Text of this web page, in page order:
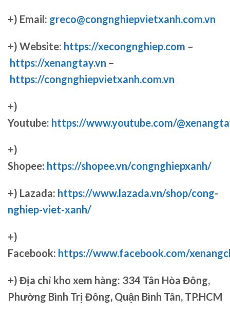
+) Email: greco@congnghiepvietxanh.com.vn
+) Website: https://xecongnghiep.com –
https://xenangtay.vn –
https://congnghiepvietxanh.com.vn
+)
Youtube: https://www.youtube.com/
+)
Shopee: https://shopee.vn/congnghiepxanh/
+) Lazada: https://www.lazada.vn/shop/cong-
nghiep-viet-xanh/
+)
Facebook: https://www.facebook.com/
+) Địa chỉ kho xem hàng: 334 Tân Hòa Đông,
Phường Bình Trị Đông, Quận Bình Tân, TP.HCM